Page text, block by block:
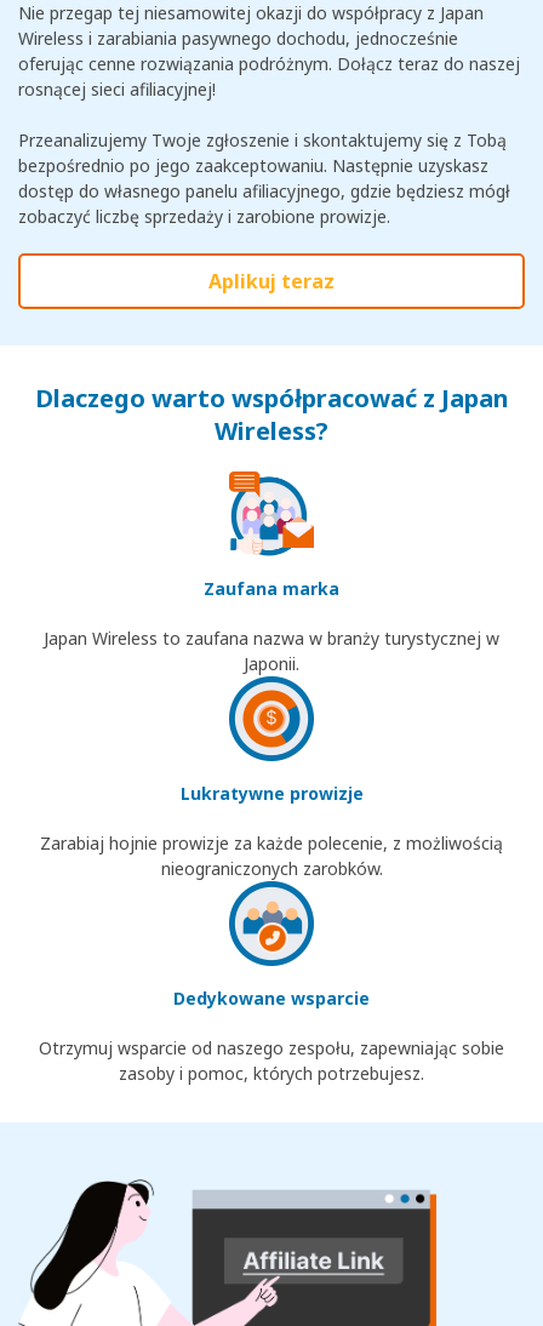
Nie przegap tej niesamowitej okazji do współpracy z Japan
Wireless i zarabiania pasywnego dochodu, jednocześnie
oferując cenne rozwiązania podróżnym. Dołącz teraz do naszej
rosnącej sieci afiliacyjnej!
Przeanalizujemy Twoje zgłoszenie i skontaktujemy się z Tobą
bezpośrednio po jego zaakceptowaniu. Następnie uzyskasz
dostęp do własnego panelu afiliacyjnego, gdzie będziesz mógł
zobaczyć liczbę sprzedaży i zarobione prowizje.
Aplikuj teraz
Dlaczego warto współpracować z Japan
Wireless?
Zaufana marka
Japan Wireless to zaufana nazwa w branży turystycznej w
Japonii.
Lukratywne prowizje
Zarabiaj hojnie prowizje za każde polecenie, z możliwością
nieograniczonych zarobków.
Dedykowane wsparcie
Otrzymuj wsparcie od naszego zespołu, zapewniając sobie
zasoby i pomoc, których potrzebujesz.